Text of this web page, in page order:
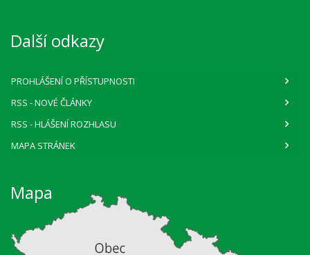
Další odkazy
PROHLÁŠENÍ O PŘÍSTUPNOSTI
RSS - NOVÉ ČLÁNKY
RSS - HLÁŠENÍ ROZHLASU
MAPA STRÁNEK
Mapa